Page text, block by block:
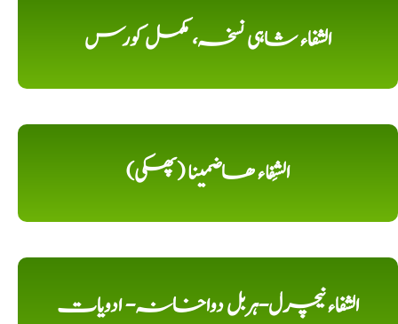
الشفاء شاہی نسخہ، مکمل کورس
الشِفاء ھاضمینا (پھکی)
الشفاء نیچرل-ہربل دواخانہ- ادویات